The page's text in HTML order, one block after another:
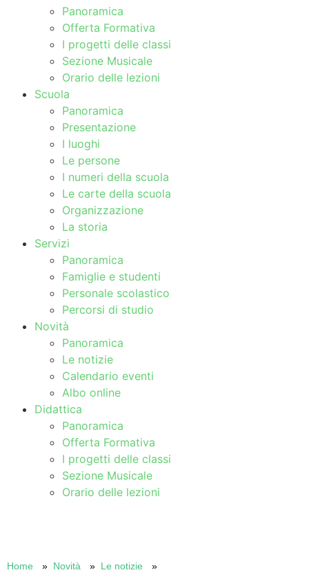
Panoramica
Offerta Formativa
I progetti delle classi
Sezione Musicale
Orario delle lezioni
Scuola
Panoramica
Presentazione
I luoghi
Le persone
I numeri della scuola
Le carte della scuola
Organizzazione
La storia
Servizi
Panoramica
Famiglie e studenti
Personale scolastico
Percorsi di studio
Novità
Panoramica
Le notizie
Calendario eventi
Albo online
Didattica
Panoramica
Offerta Formativa
I progetti delle classi
Sezione Musicale
Orario delle lezioni
Home Novità Le notizie